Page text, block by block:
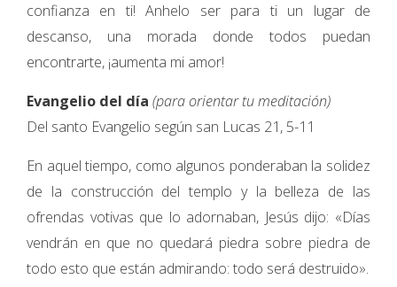
confianza en ti! Anhelo ser para ti un lugar de
descanso, una morada donde todos puedan
encontrarte, ¡aumenta mi amor!
Evangelio del día (para orientar tu meditación)
Del santo Evangelio según san Lucas 21, 5-11
En aquel tiempo, como algunos ponderaban la solidez
de la construcción del templo y la belleza de las
ofrendas votivas que lo adornaban, Jesús dijo: «Días
vendrán en que no quedará piedra sobre piedra de
todo esto que están admirando: todo será destruido».